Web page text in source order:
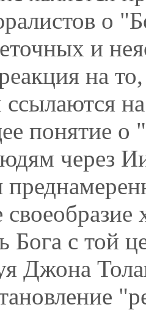
о
и
на
понятие
через
Бога с той
Джона